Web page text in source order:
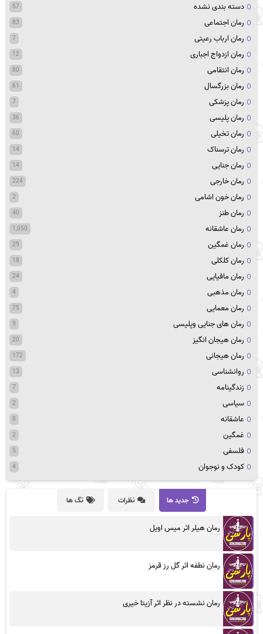
دسته بندی نشده 57
رمان اجتماعی 83
رمان ارباب رعیتی 7
رمان ازدواج اجباری 12
رمان انتقامی 80
رمان بزرگسال 61
رمان پزشکی 7
رمان پلیسی 36
رمان تخیلی 60
رمان ترسناک 14
رمان جنایی 14
رمان خارجی 224
رمان خون اشامی 2
رمان طنز 40
رمان عاشقانه 1,050
رمان غمگین 29
رمان کلکلی 18
رمان مافیایی 24
رمان مذهبی 4
رمان معمایی 75
رمان های جنایی وپلیسی 9
رمان هیجان انگیز 20
رمان هیجانی 172
روانشناسی 13
زندگینامه 7
سیاسی 2
عاشقانه 8
غمگین 2
فلسفی 5
کودک و نوجوان 4
جدید ها نظرات تگ ها
رمان هیلر اثر میس اویل
رمان نطفه اثر گل رز قرمز
رمان نشسته در نظر اثر آزیتا خیری